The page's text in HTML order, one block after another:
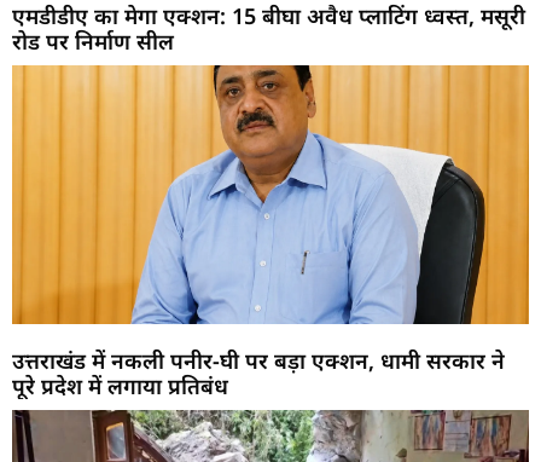
एमडीडीए का मेगा एक्शन: 15 बीघा अवैध प्लाटिंग ध्वस्त, मसूरी
रोड पर निर्माण सील
उत्तराखंड में नकली पनीर-घी पर बड़ा एक्शन, धामी सरकार ने
पूरे प्रदेश में लगाया प्रतिबंध